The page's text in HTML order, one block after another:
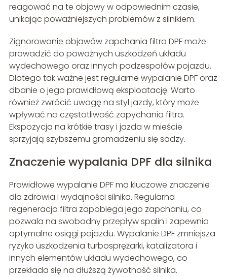
reagować na te objawy w odpowiednim czasie,
unikając poważniejszych problemów z silnikiem.
Zignorowanie objawów zapchania filtra DPF może
prowadzić do poważnych uszkodzeń układu
wydechowego oraz innych podzespołów pojazdu.
Dlatego tak ważne jest regularne wypalanie DPF oraz
dbanie o jego prawidłową eksploatację. Warto
również zwrócić uwagę na styl jazdy, który może
wpływać na częstotliwość zapychania filtra.
Ekspozycja na krótkie trasy i jazda w mieście
sprzyjają szybszemu gromadzeniu się sadzy.
Znaczenie wypalania DPF dla silnika
Prawidłowe wypalanie DPF ma kluczowe znaczenie
dla zdrowia i wydajności silnika. Regularna
regeneracja filtra zapobiega jego zapchaniu, co
pozwala na swobodny przepływ spalin i zapewnia
optymalne osiągi pojazdu. Wypalanie DPF zmniejsza
ryzyko uszkodzenia turbosprężarki, katalizatora i
innych elementów układu wydechowego, co
przekłada się na dłuższą żywotność silnika.